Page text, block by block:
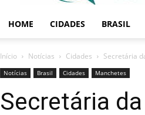
HOME CIDADES BRASIL
Início Notícias Cidades Secretária
Notícias Brasil Cidades Manchetes
Secretária